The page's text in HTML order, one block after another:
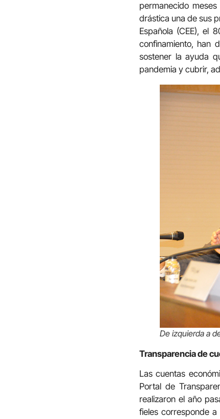
permanecido
drástica una de sus
Española (CEE), el
confinamiento, han
sostener la ayuda
pandemia y cubrir,
De izquierda a
Transparencia de
Las cuentas
Portal de
realizaron el año
fieles corresponde a